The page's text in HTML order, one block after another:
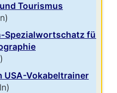
Tourismus
Spezialwortschatz für
USA-Vokabeltrainer